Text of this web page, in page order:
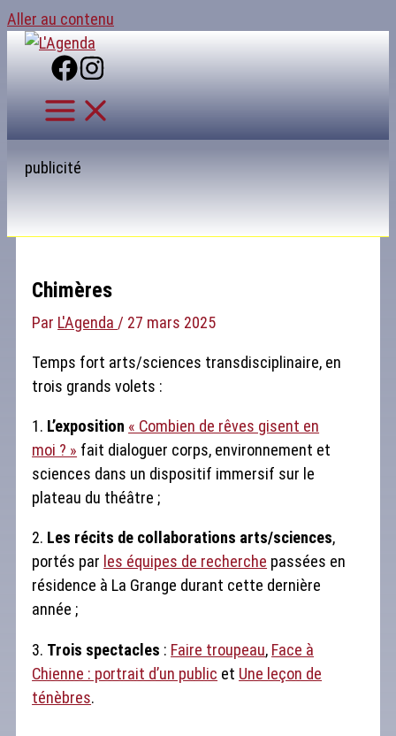
Aller au contenu
publicité
Chimères
Par L'Agenda / 27 mars 2025
Temps fort arts/sciences transdisciplinaire, en
trois grands volets :
1. L’exposition « Combien de rêves gisent en
moi ? » fait dialoguer corps, environnement et
sciences dans un dispositif immersif sur le
plateau du théâtre ;
2. Les récits de collaborations arts/sciences,
portés par les équipes de recherche passées en
résidence à La Grange durant cette dernière
année ;
3. Trois spectacles : Faire troupeau, Face à
Chienne : portrait d’un public et Une leçon de
ténèbres.